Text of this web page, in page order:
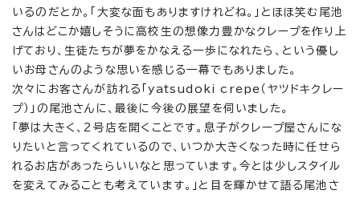
いるのだとか。「大変な面もありますけれどね。」とほほ笑む尾池
さんはどこか嬉しそうに高校生の想像力豊かなクレープを作り上
げており、生徒たちが夢をかなえる一歩になれたら、という優し
いお母さんのような思いを感じる一幕でもありました。
次々にお客さんが訪れる「yatsudoki crepe（ヤツドキクレー
プ）」の尾池さんに、最後に今後の展望を伺いました。
「夢は大きく、2号店を開くことです。息子がクレープ屋さんにな
りたいと言ってくれているので、いつか大きくなった時に任せら
れるお店があったらいいなと思っています。今とは少しスタイル
を変えてみることも考えています。」と目を輝かせて語る尾池さ